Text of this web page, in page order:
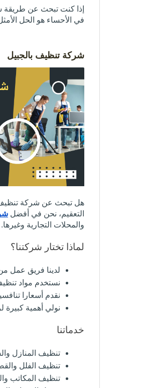
إذا كنت تبحث عن طريقة
في الأحساء هو الحل
شركة تنظيف بالجبيل
هل تبحث عن شركة تنظيف
التعقيم، نحن في أفضل
والمحلات التجارية وغيرها.
لماذا تختار شركتنا؟
لدينا فريق عمل
نستخدم مواد
نقدم أسعارا
نولي أهمية كبيرة
خدماتنا
تنظيف المنازل
تنظيف الفلل
تنظيف المكاتب